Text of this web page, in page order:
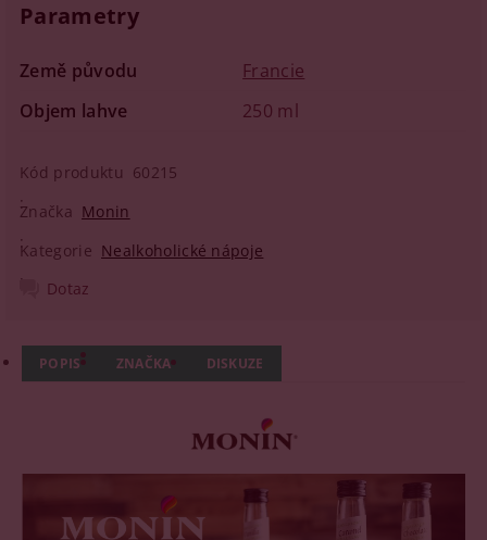
Parametry
Země původu
Francie
Objem lahve
250 ml
Kód produktu 60215
Značka Monin
Kategorie Nealkoholické nápoje
Dotaz
POPIS ZNAČKA DISKUZE